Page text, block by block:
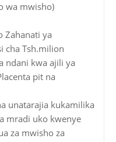
wa mwisho)
Zahanati ya
cha Tsh.milion
ndani kwa ajili ya
pit na
unatarajia kukamilika
mradi uko kwenye
za mwisho za